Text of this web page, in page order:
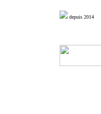
depuis 2014